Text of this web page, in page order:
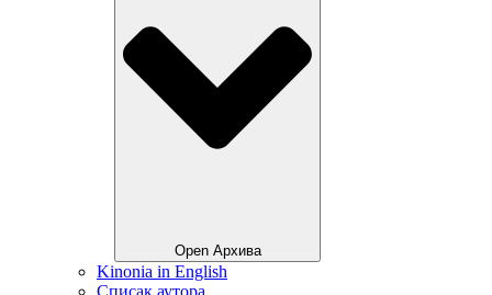
Open Архива
Kinonia in English
Списак аутора